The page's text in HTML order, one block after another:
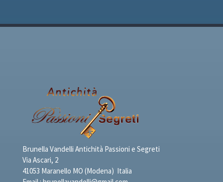
Brunella Vandelli Antichità Passioni e Segreti
Via Ascari, 2
41053 Maranello MO (Modena) Italia